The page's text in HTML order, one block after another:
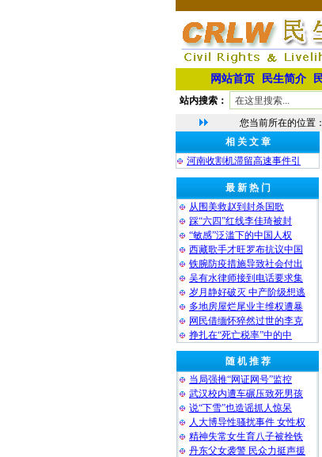
网站首页 民生简介
站内搜索：
您当前所在的位置：
相 关 文 章
河南收割机滞留高速事件引
最 新 热 门
从围美救赵到封杀国歌
踩“六四”红线李佳琦被封
“敏感”泛滥下的中国人权
西藏歌手才旺罗布抗议中国
铁腕防疫措施导致社会付出
吴有水律师接到电话要求集
岁月静好破灭 中产阶级想逃
多地房屋烂尾业主维权遭暴
网民借缅怀猝然过世的李克
挣扎在“死亡税率”中的中
随 机 推 荐
当局强推“网证网号”监控
武汉校内遭车碾压致死男孩
说“下雪”也造谣抓人惊呆
人大博导性骚扰事件 女性权
精神失常女生育八子被拴铁
丹东父女袭警 民众力挺声援